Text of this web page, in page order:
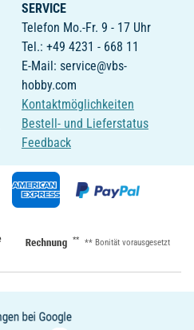
SERVICE
Telefon Mo.-Fr. 9 - 17 Uhr
Tel.: +49 4231 - 668 11
E-Mail: service@vbs-
hobby.com
Kontaktmöglichkeiten
Bestell- und Lieferstatus
Feedback
** ** Bonität vorausgesetzt